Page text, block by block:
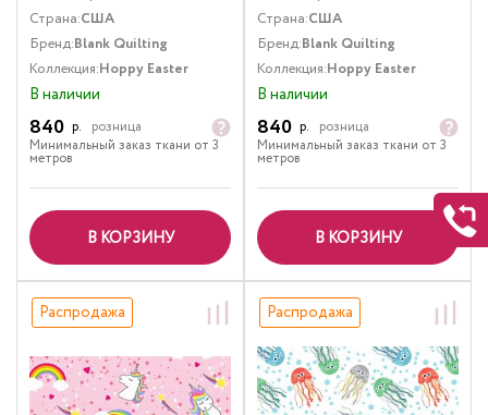
Страна:США
Бренд:Blank Quilting
Коллекция:Hoppy Easter
В наличии
840 р.
розница
Минимальный заказ ткани от 3
метров
В КОРЗИНУ
Страна:США
Бренд:Blank Quilting
Коллекция:Hoppy Easter
В наличии
840 р.
розница
Минимальный заказ ткани от 3
метров
В КОРЗИНУ
Распродажа Распродажа